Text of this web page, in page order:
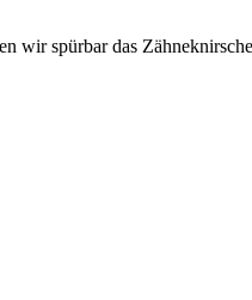
wir spürbar das